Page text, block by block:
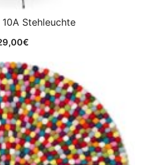
Stehleuchte
€